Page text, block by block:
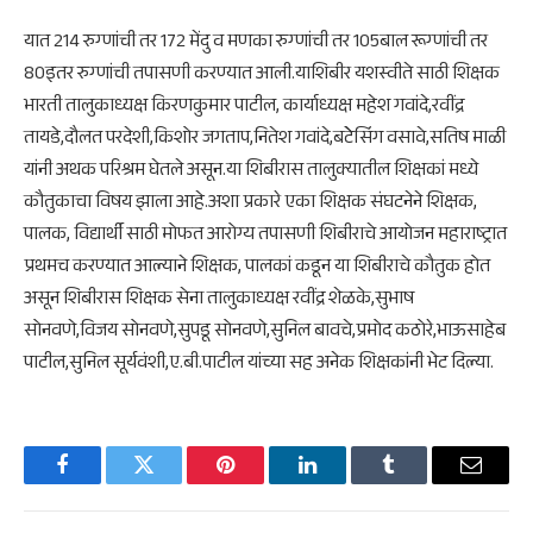
यात 214 रुग्णांची तर 172 मेंदु व मणका रुग्णांची तर 105बाल रूग्णांची तर
80इतर रुग्णांची तपासणी करण्यात आली.याशिबीर यशस्वीते साठी शिक्षक
भारती तालुकाध्यक्ष किरणकुमार पाटील, कार्याध्यक्ष महेश गवांदे,रवींद्र
तायडे,दौलत परदेशी,किशोर जगताप,नितेश गवांदे,बटेेसिंंग वसावे,सतिष माळी
यांनी अथक परिश्रम घेतले असून.या शिबीरास तालुक्यातील शिक्षकां मध्ये
कौतुकाचा विषय झाला आहे.अशा प्रकारे एका शिक्षक संघटनेने शिक्षक,
पालक, विद्यार्थी साठी मोफत आरोग्य तपासणी शिबीराचे आयोजन महाराष्ट्रात
प्रथमच करण्यात आल्याने शिक्षक, पालकां कडून या शिबीराचे कौतुक होत
असून शिबीरास शिक्षक सेना तालुकाध्यक्ष रवींद्र शेळके,सुभाष
सोनवणे,विजय सोनवणे,सुपडू सोनवणे,सुनिल बावचे,प्रमोद कठोरे,भाऊसाहेब
पाटील,सुनिल सूर्यवंशी,ए.बी.पाटील यांच्या सह अनेक शिक्षकांनी भेट दिल्या.
FacebookTwitter Pinterest LinkedInTumblr Email